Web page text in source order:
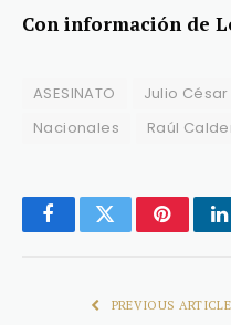
Con información de
ASESINATO Julio
Nacionales
Raúl
FacebookTwitterPinterest
PREVIOUS ARTICLE